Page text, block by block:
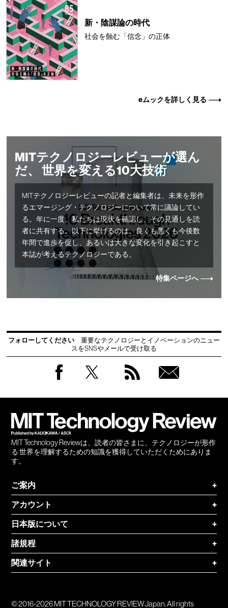
新・陰謀論の時代
社会を蝕む「信念」の正体
eムックを詳しく見る
MITテクノロジーレビューが選ん
だ、 世界を変える10大技術
MITテクノロジーレビューの記者と編集者は、未来を形作
るエマージング・テクノロジーについて常に議論してい
る。年に一度、私たちは現状を確認し、その見通しを読
者に共有する。以下に挙げるのは、良くも悪くも今後数
年間で進歩を促し、あるいは大きな変化を引き起こすと
本誌が考えるテクノロジーである。
特集ページへ
フォローしてください
重要なテクノロジーとイノベーションのニュー
スをSNSやメールで受け取る
MIT Technology Reviewは、読者の皆さまに、テクノロジーが形作
る 世界を理解するための知識を獲得していただくためにありま
す。
ご案内
+
アカウント
+
日本版について
+
諸規程
+
関連サイト
+
© 2016-2026 MIT TECHNOLOGY REVIEW Japan. All rights